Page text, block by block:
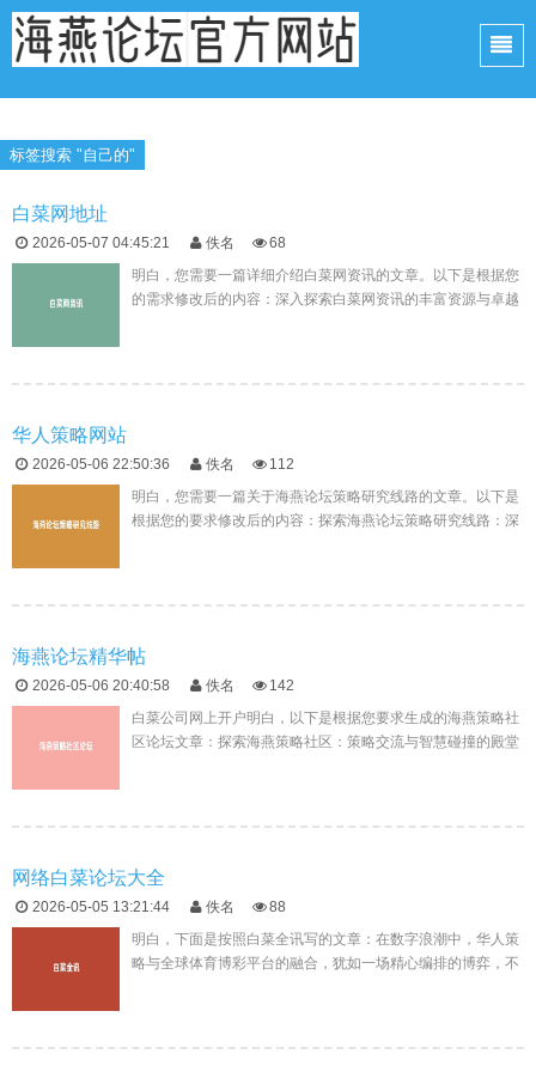
标签搜索 "自己的"
白菜网地址
2026-05-07 04:45:21 佚名
68
明白，您需要一篇详细介绍白菜网资讯的文章。以下是根据您
的需求修改后的内容：深入探索白菜网资讯的丰富资源与卓越
华人策略网站
2026-05-06 22:50:36 佚名
112
明白，您需要一篇关于海燕论坛策略研究线路的文章。以下是
根据您的要求修改后的内容：探索海燕论坛策略研究线路：深
海燕论坛精华帖
2026-05-06 20:40:58 佚名
142
白菜公司网上开户明白，以下是根据您要求生成的海燕策略社
区论坛文章：探索海燕策略社区：策略交流与智慧碰撞的殿堂
网络白菜论坛大全
2026-05-05 13:21:44 佚名
88
明白，下面是按照白菜全讯写的文章：在数字浪潮中，华人策
略与全球体育博彩平台的融合，犹如一场精心编排的博弈，不